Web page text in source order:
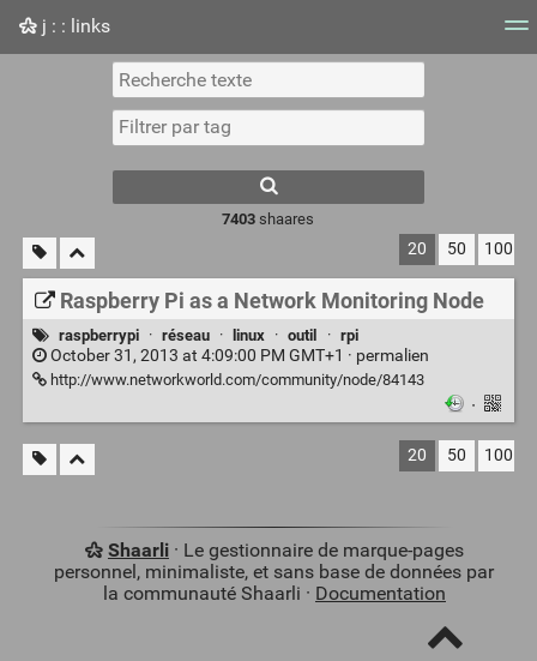
j : : links
Nuage de tags Mur d'images
7403 shaares
20 50 100
Raspberry Pi as a Network Monitoring Node
raspberrypi · réseau · linux · outil · rpi
October 31, 2013 at 4:09:00 PM GMT+1 · permalien
http://www.networkworld.com/community/node/84143
·
20 50 100
Shaarli· Le gestionnaire de marque-pages
personnel, minimaliste, et sans base de données par
la communauté Shaarli · Documentation